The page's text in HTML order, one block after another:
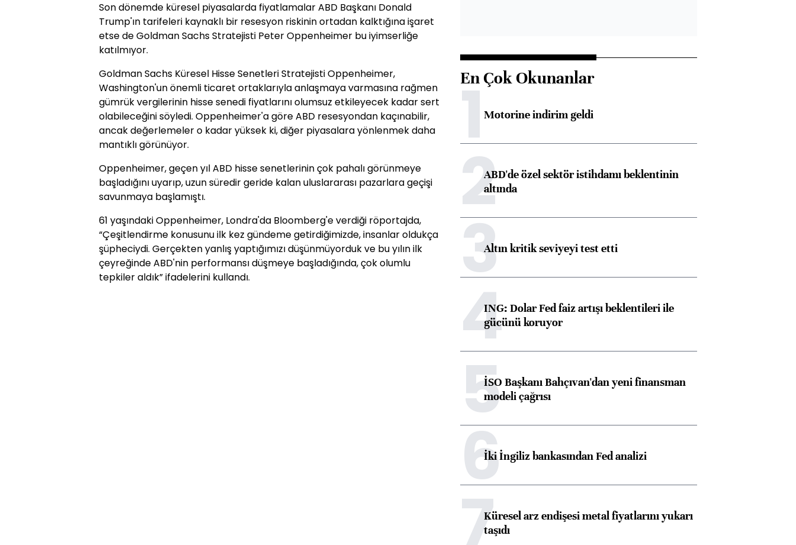
Son dönemde küresel piyasalarda fiyatlamalar ABD Başkanı Donald
Trump'ın tarifeleri kaynaklı bir resesyon riskinin ortadan kalktığına işaret
etse de Goldman Sachs Stratejisti Peter Oppenheimer bu iyimserliğe
katılmıyor.
Goldman Sachs Küresel Hisse Senetleri Stratejisti Oppenheimer,
Washington'un önemli ticaret ortaklarıyla anlaşmaya varmasına rağmen
gümrük vergilerinin hisse senedi fiyatlarını olumsuz etkileyecek kadar sert
olabileceğini söyledi. Oppenheimer'a göre ABD resesyondan kaçınabilir,
ancak değerlemeler o kadar yüksek ki, diğer piyasalara yönlenmek daha
mantıklı görünüyor.
Oppenheimer, geçen yıl ABD hisse senetlerinin çok pahalı görünmeye
başladığını uyarıp, uzun süredir geride kalan uluslararası pazarlara geçişi
savunmaya başlamıştı.
61 yaşındaki Oppenheimer, Londra'da Bloomberg'e verdiği röportajda,
“Çeşitlendirme konusunu ilk kez gündeme getirdiğimizde, insanlar oldukça
şüpheciydi. Gerçekten yanlış yaptığımızı düşünmüyorduk ve bu yılın ilk
çeyreğinde ABD'nin performansı düşmeye başladığında, çok olumlu
tepkiler aldık” ifadelerini kullandı.
En Çok Okunanlar
1Motorine indirim geldi
2ABD'de özel sektör istihdamı beklentinin
altında
3Altın kritik seviyeyi test etti
4ING: Dolar Fed faiz artışı beklentileri ile
gücünü koruyor
5İSO Başkanı Bahçıvan'dan yeni finansman
modeli çağrısı
6İki İngiliz bankasından Fed analizi
7Küresel arz endişesi metal fiyatlarını yukarı
taşıdı